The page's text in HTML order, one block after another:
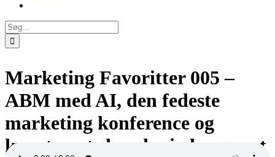
Søg
efter:
Marketing Favoritter 005 –
ABM med AI, den fedeste
marketing konference og
kunsten at skynde sig langsomt